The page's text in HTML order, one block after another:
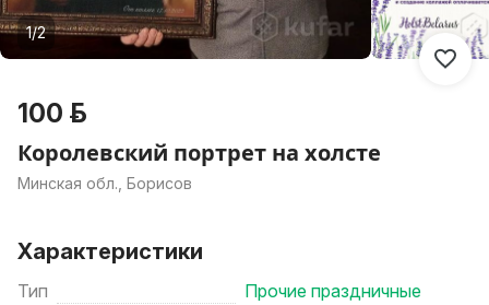
1/2
100 р.
Королевский портрет на холсте
Минская обл., Борисов
Характеристики
Тип
Прочие праздничные